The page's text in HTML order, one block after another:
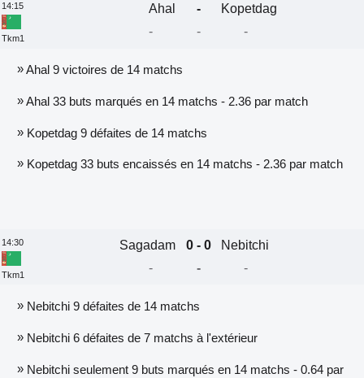
14:15
Tkm1
Ahal -
Kopetdag
-
- -
»Ahal 9 victoires de 14 matchs
»Ahal 33 buts marqués en 14 matchs - 2.36 par match
»Kopetdag 9 défaites de 14 matchs
»Kopetdag 33 buts encaissés en 14 matchs - 2.36 par match
14:30
Tkm1
Sagadam 0 - 0
Nebitchi
-
- -
»Nebitchi 9 défaites de 14 matchs
»Nebitchi 6 défaites de 7 matchs à l'extérieur
»Nebitchi seulement 9 buts marqués en 14 matchs - 0.64 par